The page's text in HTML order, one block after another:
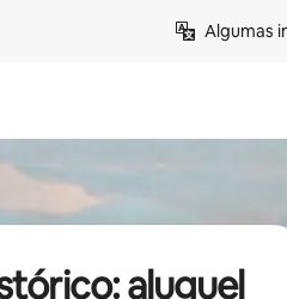
Algumas
aluguel